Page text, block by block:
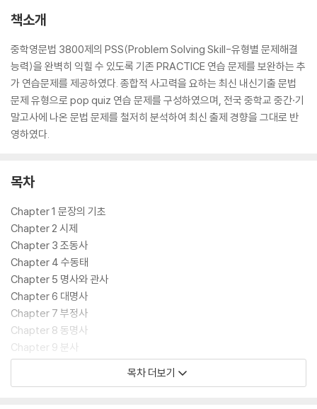
책소개
중학영문법 3800제의 PSS(Problem Solving Skill-유형별 문제해결
능력)을 완벽히 익힐 수 있도록 기존 PRACTICE 연습 문제를 보완하는 추
가 연습문제를 제공하였다. 종합적 사고력을 요하는 최신 내신기출 문법
문제 유형으로 pop quiz 연습 문제를 구성하였으며, 전국 중학교 중간·기
말고사에 나온 문법 문제를 철저히 분석하여 최신 출제 경향을 그대로 반
영하였다.
목차
Chapter 1 문장의 기초
Chapter 2 시제
Chapter 3 조동사
Chapter 4 수동태
Chapter 5 명사와 관사
Chapter 6 대명사
Chapter 7 부정사
Chapter 8 동명사
Chapter 9 분사
Chapter 10 형용사
목차 더보기